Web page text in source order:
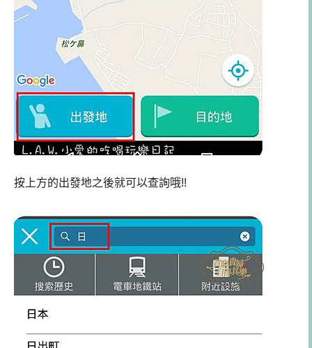
按上方的出發地之後就可以查詢哦!!